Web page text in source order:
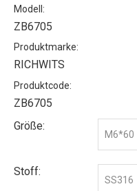
Modell:
ZB6705
Produktmarke:
RICHWITS
Produktcode:
ZB6705
Größe:
M6*60
Stoff:
SS316